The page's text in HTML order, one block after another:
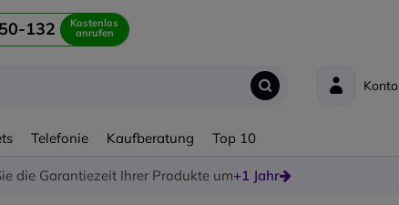
132 Kostenlos
anrufen
Konto
Telefonie Kaufberatung Top 10
die Garantiezeit Ihrer Produkte um+1 Jahr